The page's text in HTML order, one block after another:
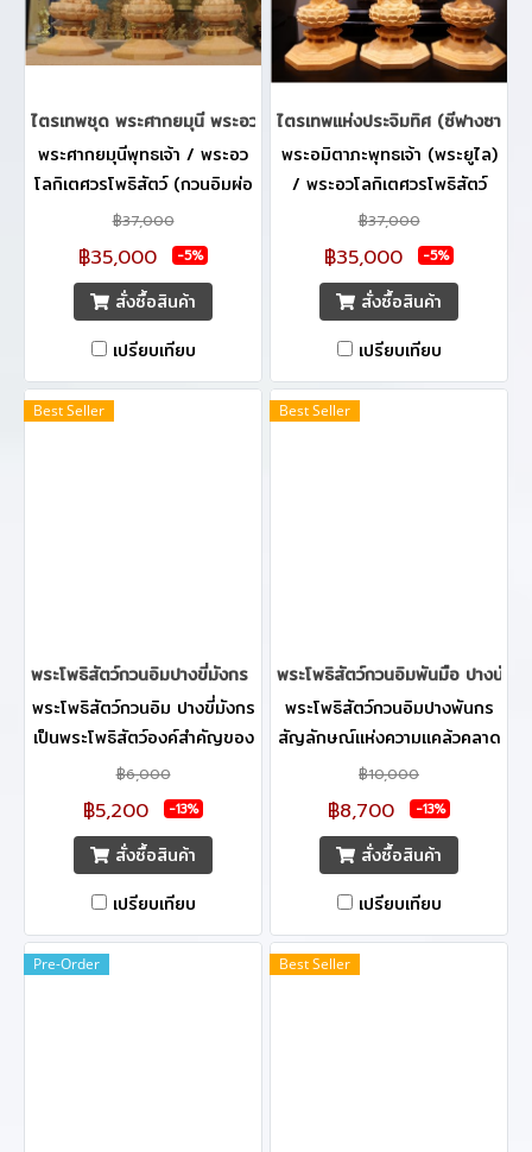
ไตรเทพชุด พระศากยมุนี พระอวโลกิเตศวร พระกษิติครรภ์ 42.5 cm.
พระศากยมุนีพุทธเจ้า / พระอว
โลกิเตศวรโพธิสัตว์ (กวนอิมผ่อ
สัก) / พระกษิติครรภโพธิสัตว์
(ตี่จั่งอ๊วงผ่อสัก) ถือเป็นสุดยอด
ความมงคล เหมาะแก่การบูชา
เพื่อเสริมความเป็นสิริมงคล
฿37,000
฿35,000 -5%
สั่งซื้อสินค้า
เปรียบเทียบ
ไตรเทพแห่งประจิมทิศ (ซีฟางซานเ
พระอมิตาภะพุทธเจ้า (พระยูไล)
/ พระอวโลกิเตศวรโพธิสัตว์
(กวนอิมผ่อสัก) / พระมหาสถาม
ปราปต์มหาโพธิสัตว์ (ไต้ซีจี้ผ่อ
สัก) ถือเป็นสุดยอดความมงคล
เหมาะแก่การบูชาเพื่อเสริมความ
฿37,000
฿35,000 -5%
สั่งซื้อสินค้า
เปรียบเทียบ
Best Seller
พระโพธิสัตว์กวนอิมปางขี่มังกร 22 cm.
พระโพธิสัตว์กวนอิม ปางขี่มังกร
เป็นพระโพธิสัตว์องค์สำคัญของ
พุทธศาสนา ด้วยทรงมีเมตตา
อเนกอนันต์ประการ ทรงพระ
กรุณาต่อสรรพสัตว์ผู้ตกทุกข์ได้
ยาก โดยปางขี่มังกรนั้น พระ
สัญลักษณ์แทนความมงคล เป็น
พระโพธิสัตว์ผู้มีพระเมตตา บูชา
กราบไหว้ ให้บันดาลความผาสุก
฿6,000
฿5,200 -13%
สั่งซื้อสินค้า
เปรียบเทียบ
Best Seller
พระโพธิสัตว์กวนอิมพันมือ ปางนั่ง
พระโพธิสัตว์กวนอิมปางพันกร
สัญลักษณ์แห่งความแคล้วคลาด
จากภัยอันตรายทั้งปวง เหมาะ
อย่างยิ่ง สำหรับเสริมสร้างความ
เป็นสิริมงคล ที่สื่อถึงความหมาย
ที่ดี ตามความเชื่อที่ว่า หากได้
กรแล้วจะแคล้วคลาดจากภัย
อันตรายทั้งปวง และด้วยเมตตา
จิตของพระโพธิสัตว์กวนอิม จะ
฿10,000
฿8,700 -13%
สั่งซื้อสินค้า
เปรียบเทียบ
Pre-Order Best Seller